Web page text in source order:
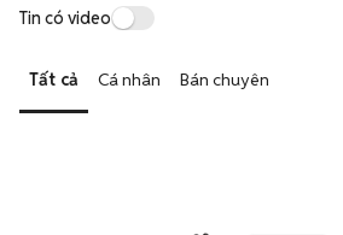
Tin có video
Tất cả Cá nhân Bán chuyên